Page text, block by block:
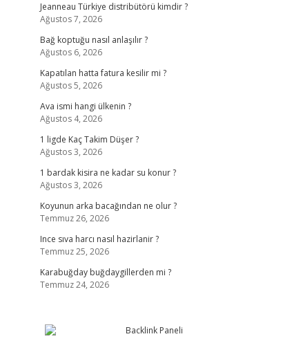
Jeanneau Türkiye distribütörü kimdir ?
Ağustos 7, 2026
Bağ koptuğu nasıl anlaşılır ?
Ağustos 6, 2026
Kapatılan hatta fatura kesilir mi ?
Ağustos 5, 2026
Ava ismi hangi ülkenin ?
Ağustos 4, 2026
1 ligde Kaç Takim Düşer ?
Ağustos 3, 2026
1 bardak kisira ne kadar su konur ?
Ağustos 3, 2026
Koyunun arka bacağından ne olur ?
Temmuz 26, 2026
Ince sıva harcı nasıl hazirlanir ?
Temmuz 25, 2026
Karabuğday buğdaygillerden mi ?
Temmuz 24, 2026